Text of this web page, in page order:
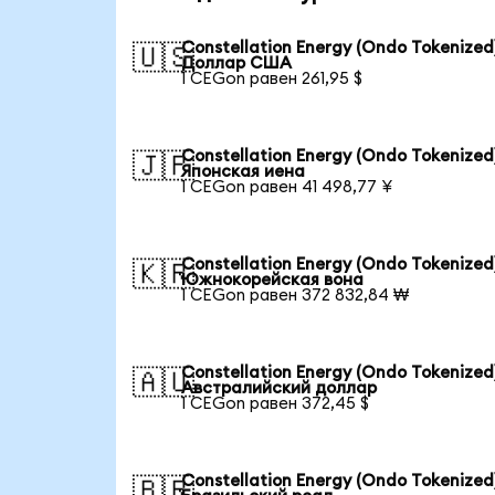
🇺🇸Constellation Energy (Ondo
Доллар США
1 CEGon равен 261,95 $
🇯🇵Constellation Energy (Ondo
Японская иена
1 CEGon равен 41 498,77 ¥
🇰🇷Constellation Energy (Ondo
Южнокорейская вона
1 CEGon равен 372 832,84 ₩
🇦🇺Constellation Energy (Ondo
Австралийский доллар
1 CEGon равен 372,45 $
Constellation Energy (Ondo